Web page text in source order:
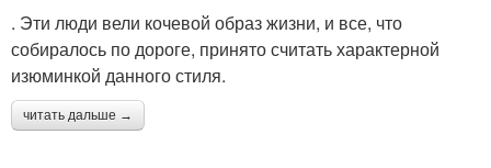
. Эти люди вели кочевой образ жизни, и все, что
собиралось по дороге, принято считать характерной
изюминкой данного стиля.
читать дальше →